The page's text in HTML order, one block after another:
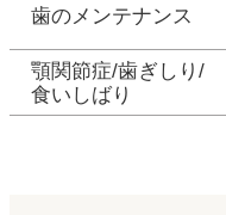
歯のメンテナンス
顎関節症/歯ぎしり/
食いしばり